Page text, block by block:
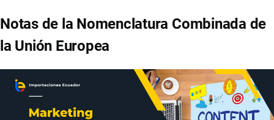
Notas de la Nomenclatura Combinada de
la Unión Europea